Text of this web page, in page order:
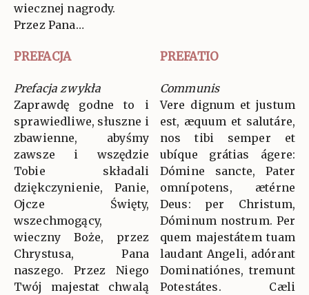
wiecznej nagrody.
Przez Pana…
PREFACJA PREFATIO
Prefacja zwykła
Zaprawdę godne to i
sprawiedliwe, słuszne i
zbawienne, abyśmy
zawsze i wszędzie
Tobie składali
dziękczynienie, Panie,
Ojcze Święty,
wszechmogący,
wieczny Boże, przez
Chrystusa, Pana
naszego. Przez Niego
Twój majestat chwalą
Communis
Vere dignum et justum
est, æquum et salutáre,
nos tibi semper et
ubíque grátias ágere:
Dómine sancte, Pater
omnípotens, ætérne
Deus: per Christum,
Dóminum nostrum. Per
quem majestátem tuam
laudant Angeli, adórant
Dominatiónes, tremunt
Potestátes. Cæli